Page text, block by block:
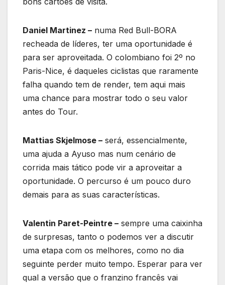
Daniel Martinez – numa Red Bull-BORA
recheada de líderes, ter uma oportunidade é
para ser aproveitada. O colombiano foi 2º no
Paris-Nice, é daqueles ciclistas que raramente
falha quando tem de render, tem aqui mais
uma chance para mostrar todo o seu valor
antes do Tour.
Mattias Skjelmose – será, essencialmente,
uma ajuda a Ayuso mas num cenário de
corrida mais tático pode vir a aproveitar a
oportunidade. O percurso é um pouco duro
demais para as suas características.
Valentin Paret-Peintre – sempre uma caixinha
de surpresas, tanto o podemos ver a discutir
uma etapa com os melhores, como no dia
seguinte perder muito tempo. Esperar para ver
qual a versão que o franzino francês vai